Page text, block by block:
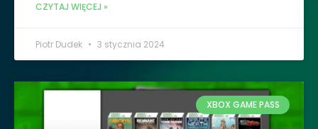
CZYTAJ WIĘCEJ »
Piotr Dudek 3 stycznia 2024
XBOX GAME PASS